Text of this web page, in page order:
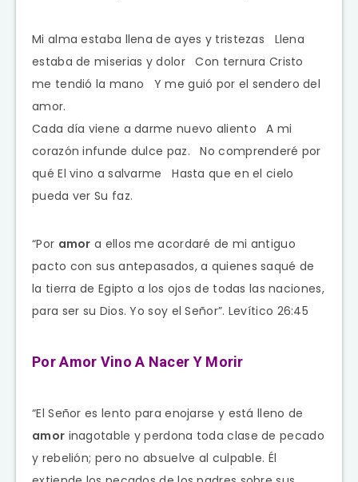
Mi alma estaba llena de ayes y tristezas Llena
estaba de miserias y dolor Con ternura Cristo
me tendió la mano Y me guió por el sendero del
amor.
Cada día viene a darme nuevo aliento A mi
corazón infunde dulce paz. No comprenderé por
qué El vino a salvarme Hasta que en el cielo
pueda ver Su faz.
“Por amor a ellos me acordaré de mi antiguo
pacto con sus antepasados, a quienes saqué de
la tierra de Egipto a los ojos de todas las naciones,
para ser su Dios. Yo soy elSeñor”. Levítico 26:45
Por Amor Vino A Nacer Y Morir
“ElSeñor es lento para enojarse y está lleno de
amor inagotable y perdona toda clase de pecado
y rebelión; pero no absuelve al culpable. Él